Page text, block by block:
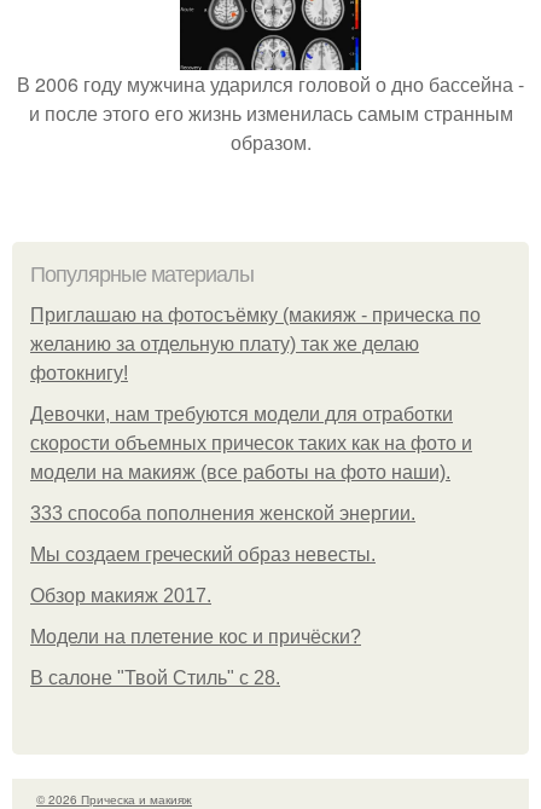
В 2006 году мужчина ударился головой о дно бассейна -
и после этого его жизнь изменилась самым странным
образом.
Популярные материалы
Приглашаю на фотосъёмку (макияж - прическа по
желанию за отдельную плату) так же делаю
фотокнигу!
Девочки, нам требуются модели для отработки
скорости объемных причесок таких как на фото и
модели на макияж (все работы на фото наши).
333 способа пополнения женской энергии.
Мы создаем греческий образ невесты.
Обзор макияж 2017.
Модели на плетение кос и причёски?
В салоне "Твой Стиль" с 28.
© 2026 Прическа и макияж